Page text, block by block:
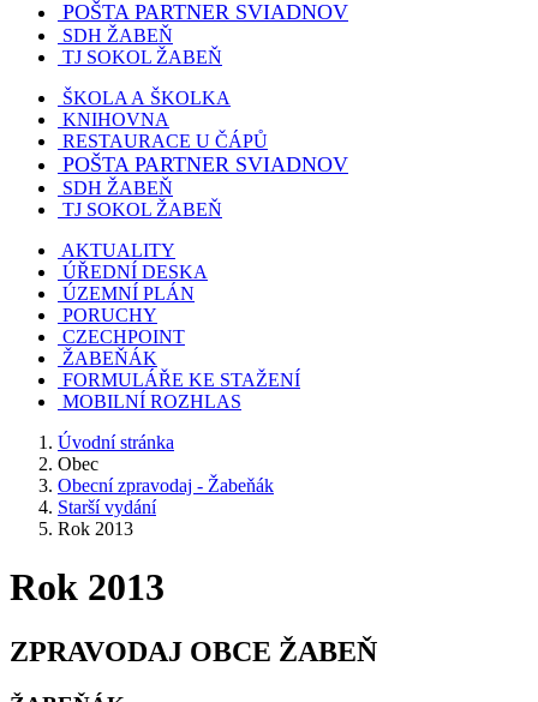
POŠTA PARTNER SVIADNOV
SDH ŽABEŇ
TJ SOKOL ŽABEŇ
ŠKOLA A ŠKOLKA
KNIHOVNA
RESTAURACE U ČÁPŮ
POŠTA PARTNER SVIADNOV
SDH ŽABEŇ
TJ SOKOL ŽABEŇ
AKTUALITY
ÚŘEDNÍ DESKA
ÚZEMNÍ PLÁN
PORUCHY
CZECHPOINT
ŽABEŇÁK
FORMULÁŘE KE STAŽENÍ
MOBILNÍ ROZHLAS
Úvodní stránka
Obec
Obecní zpravodaj - Žabeňák
Starší vydání
Rok 2013
Rok 2013
ZPRAVODAJ OBCE ŽABEŇ